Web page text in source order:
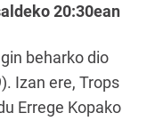
20:30ean
beharko dio
Izan ere, Trops
Errege Kopako